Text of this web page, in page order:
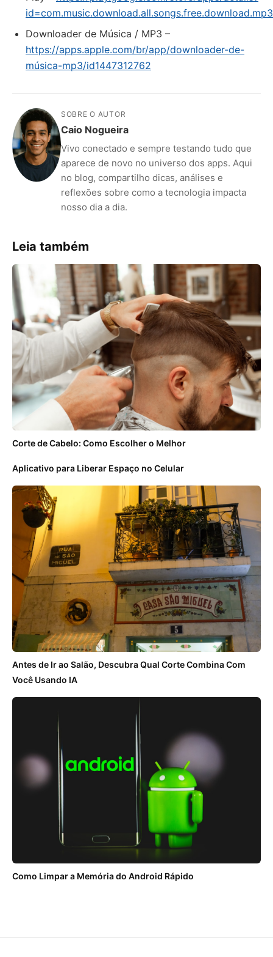
‎Downloader de Música / MP3 –
https://apps.apple.com/br/app/downloader-de-
música-mp3/id1447312762
SOBRE O AUTOR
Caio Nogueira
Vivo conectado e sempre testando tudo que
aparece de novo no universo dos apps. Aqui
no blog, compartilho dicas, análises e
reflexões sobre como a tecnologia impacta
nosso dia a dia.
Leia também
Corte de Cabelo: Como Escolher o Melhor
Aplicativo para Liberar Espaço no Celular
Antes de Ir ao Salão, Descubra Qual Corte Combina Com
Você Usando IA
Como Limpar a Memória do Android Rápido